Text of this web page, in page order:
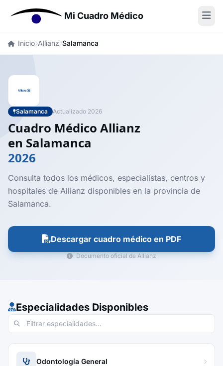
Mi Cuadro Médico
Inicio Allianz Salamanca
Salamanca Actualizado 2026
Cuadro Médico Allianz
en Salamanca
2026
Consulta todos los médicos, especialistas, centros y
hospitales de Allianz disponibles en la provincia de
Salamanca.
Descargar cuadro médico en PDF
Documento oficial de Allianz
Especialidades Disponibles
Odontología General